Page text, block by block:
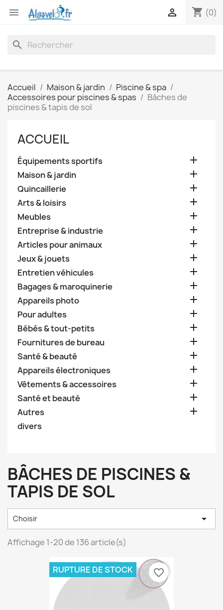
 shopping_cart (0)

search
Accueil Maison & jardin
Piscine & spa
Accessoires pour piscines & spas
Bâches de
piscines & tapis de sol
ACCUEIL
Équipements sportifs 
Maison & jardin 
Quincaillerie 
Arts & loisirs 
Meubles 
Entreprise & industrie 
Articles pour animaux 
Jeux & jouets 
Entretien véhicules 
Bagages & maroquinerie 
Appareils photo 
Pour adultes 
Bébés & tout-petits 
Fournitures de bureau 
Santé & beauté 
Appareils électroniques 
Vêtements & accessoires 
Santé et beauté 
Autres 
divers
BÂCHES DE PISCINES &
TAPIS DE SOL
Choisir 
Affichage 1-20 de 136 article(s)
RUPTURE DE STOCK favorite_border